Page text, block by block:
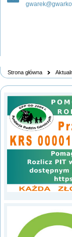
Strona główna